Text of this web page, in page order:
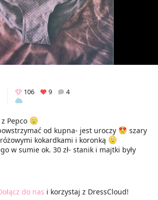
106 9 4
Pepco
od kupna- jest uroczy
szary
kokardkami i koronką
w sumie ok. 30 zł- stanik i majtki były
do nas i korzystaj z DressCloud!